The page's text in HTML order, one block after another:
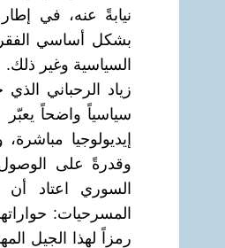
نيابةً عنه، في
بشكل أساسي الفقر
السياسية وغير ذلك.
زياد الرحباني
سياسياً واضحاً
إيديولوجيا
وقدرةً على
السوري اعتاد
المسرحيات:
رمزاً لهذا الجيل